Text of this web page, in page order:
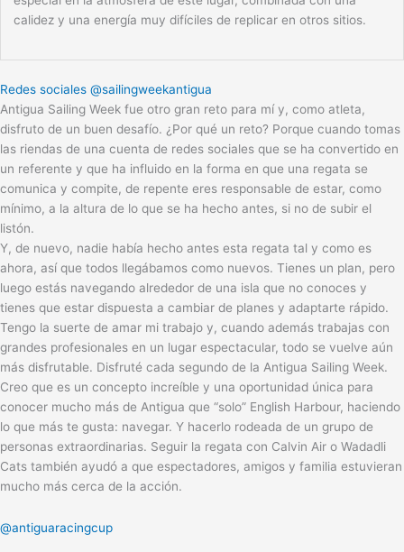
calidez y una energía muy difíciles de replicar en otros sitios.
Redes sociales @sailingweekantigua
Antigua Sailing Week fue otro gran reto para mí y, como atleta,
disfruto de un buen desafío. ¿Por qué un reto? Porque cuando tomas
las riendas de una cuenta de redes sociales que se ha convertido en
un referente y que ha influido en la forma en que una regata se
comunica y compite, de repente eres responsable de estar, como
mínimo, a la altura de lo que se ha hecho antes, si no de subir el
listón.
Y, de nuevo, nadie había hecho antes esta regata tal y como es
ahora, así que todos llegábamos como nuevos. Tienes un plan, pero
luego estás navegando alrededor de una isla que no conoces y
tienes que estar dispuesta a cambiar de planes y adaptarte rápido.
Tengo la suerte de amar mi trabajo y, cuando además trabajas con
grandes profesionales en un lugar espectacular, todo se vuelve aún
más disfrutable. Disfruté cada segundo de la Antigua Sailing Week.
Creo que es un concepto increíble y una oportunidad única para
conocer mucho más de Antigua que “solo” English Harbour, haciendo
lo que más te gusta: navegar. Y hacerlo rodeada de un grupo de
personas extraordinarias. Seguir la regata con Calvin Air o Wadadli
Cats también ayudó a que espectadores, amigos y familia estuvieran
mucho más cerca de la acción.
@antiguaracingcup